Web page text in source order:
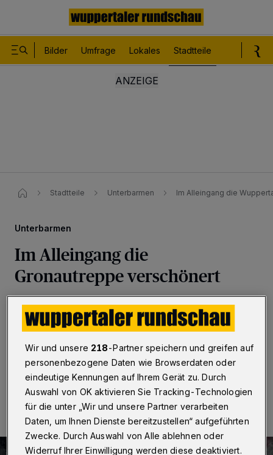
Bilder Umfrage Lokales Stadtteile
Stadtteile Unterbarmen Im Alleingang die
Unterbarmen
Im Alleingang die
Gronautreppe verschönert
Wuppertal·Ulrike Krahe hat im Alleingang die halbe
Gronautreppe gereinigt. Dabei soll es nicht bleiben. Wie
geht es dort weiter?
29.09.2022 , 08:00 Uhr Eine Minute Lesezeit
Wir und unsere 218-Partner speichern und greifen auf
personenbezogene Daten wie Browserdaten oder
eindeutige Kennungen auf Ihrem Gerät zu. Durch
Auswahl von OK aktivieren Sie Tracking-Technologien
für die unter „Wir und unsere Partner verarbeiten
Daten, um Ihnen Dienste bereitzustellen“ aufgeführten
Zwecke. Durch Auswahl von Alle ablehnen oder
Widerruf Ihrer Einwilligung werden diese deaktiviert.